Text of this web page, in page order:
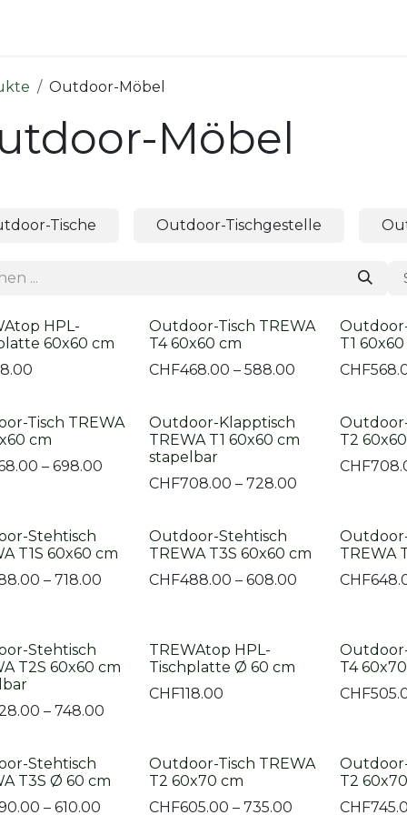
Outdoor-Möbel
Möbel
Tische Outdoor-Tischgestelle
HPL-
60x60 cm
Outdoor-Tisch TREWA
T4 60x60 cm
CHF468.00 – 588.00
T1
CHF
Tisch TREWA
cm
– 698.00
Outdoor-Klapptisch
TREWA T1 60x60 cm
stapelbar
CHF708.00 – 728.00
T2
CHF
Stehtisch
T1S 60x60 cm
– 718.00
Outdoor-Stehtisch
TREWA T3S 60x60 cm
CHF488.00 – 608.00
TREWA
CHF
Stehtisch
T2S 60x60 cm
– 748.00
TREWAtop HPL-
Tischplatte Ø 60 cm
CHF118.00
T4
CHF
Stehtisch
T3S Ø 60 cm
– 610.00
Outdoor-Tisch TREWA
T2 60x70 cm
CHF605.00 – 735.00
T2
CHF